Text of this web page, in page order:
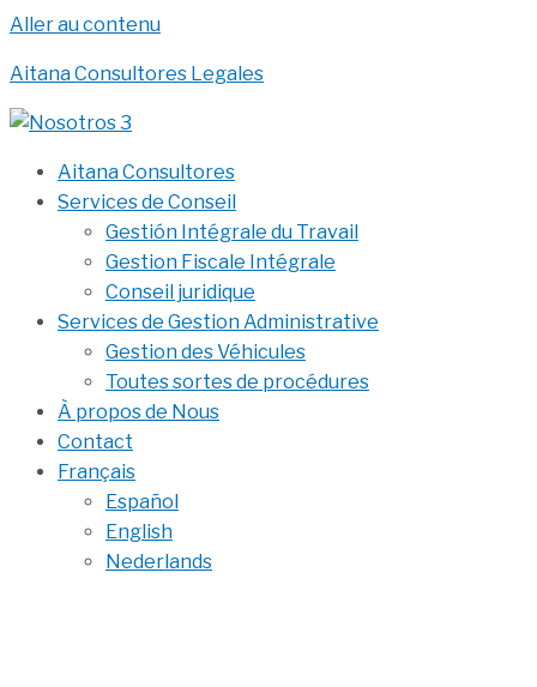
Aller au contenu
Aitana Consultores Legales
Aitana Consultores
Services de Conseil
Gestión Intégrale du Travail
Gestion Fiscale Intégrale
Conseil juridique
Services de Gestion Administrative
Gestion des Véhicules
Toutes sortes de procédures
À propos de Nous
Contact
Français
Español
English
Nederlands